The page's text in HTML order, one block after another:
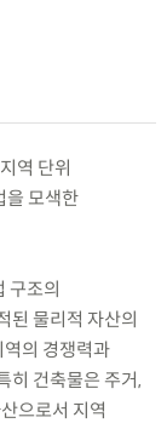
역 단위
을 모색한
구조의
된 물리적 자산의
역의 경쟁력과
히 건축물은 주거,
으로서 지역